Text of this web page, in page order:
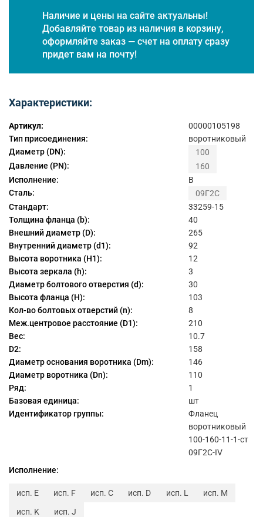
Наличие и цены на сайте актуальны!
Добавляйте товар из наличия в корзину,
оформляйте заказ — счет на оплату сразу
придет вам на почту!
Характеристики:
Артикул:
00000105198
Тип присоединения:
воротниковый
Диаметр (DN):
100
Давление (PN):
160
Исполнение:
B
Сталь:
09Г2С
Стандарт:
33259-15
Толщина фланца (b):
40
Внешний диаметр (D):
265
Внутренний диаметр (d1):
92
Высота воротника (H1):
12
Высота зеркала (h):
3
Диаметр болтового отверстия (d):
30
Высота фланца (H):
103
Кол-во болтовых отверстий (n):
8
Меж.центровое расстояние (D1):
210
Вес:
10.7
D2:
158
Диаметр основания воротника (Dm):
146
Диаметр воротника (Dn):
110
Ряд:
1
Базовая единица:
шт
Идентификатор группы:
Фланец
воротниковый
100-160-11-1-ст
09Г2С-IV
Исполнение:
исп. E исп. F исп. C исп. D исп. L
исп. M
исп. K
исп. J